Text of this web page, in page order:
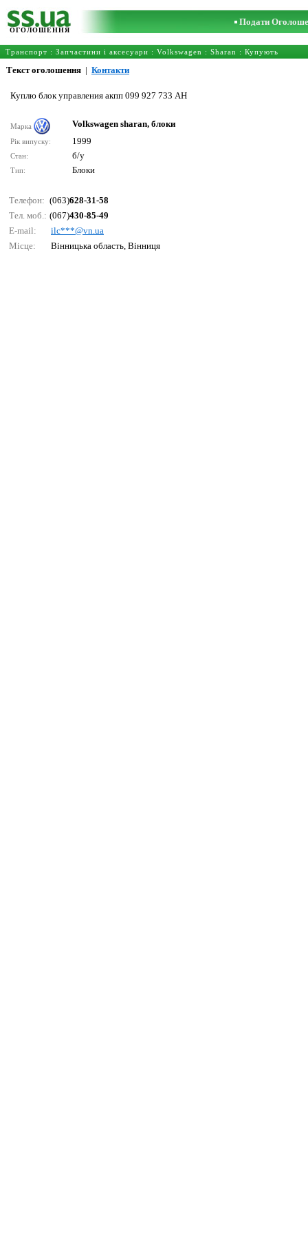
ОГОЛОШЕННЯ
Подати
Транспорт : Запчастини і аксесуари : Volkswagen : Sharan : Купують
Текст оголошення | Контакти
Куплю блок управления акпп 099 927 733 АН
Марка Volkswagen sharan, блоки
Рік випуску: 1999
Стан: б/у
Тип: Блоки
Телефон: (063)628-31-58
Тел. моб.: (067)430-85-49
E-mail:
ilс***@vn.uа
Місце:
Вінницька область, Вінниця